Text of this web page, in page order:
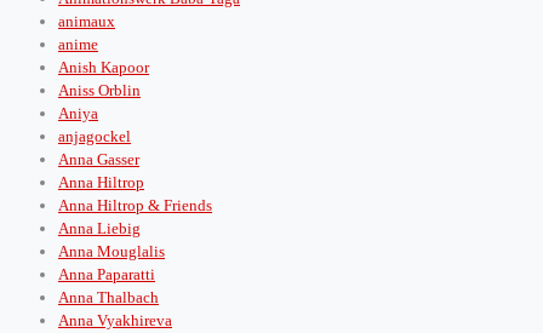
animaux
anime
Anish Kapoor
Aniss Orblin
Aniya
anjagockel
Anna Gasser
Anna Hiltrop
Anna Hiltrop & Friends
Anna Liebig
Anna Mouglalis
Anna Paparatti
Anna Thalbach
Anna Vyakhireva